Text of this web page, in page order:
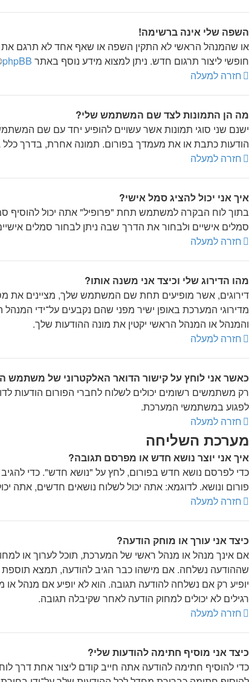
השפה שלי אינה ברשימה!
או שהמנהל הראשי לא התקין השפה או שאף אחד לא תרגם
חופשי ליצור תרגום חדש. ניתן למצוא מידע נוסף באתר phpBB
חזרה למעלה
מה הן התמונות לצד שם המשתמש שלי?
ישנם שני סוגי תמונות אשר עשויים להופיע יחד עם שם
הודעות כתבת או את מעמדך בפורום. תמונה אחרת, בדרך כלל
חזרה למעלה
איך אני יכול להציג סמל אישי?
סמלים אישיים ולבחור את הדרך שבה ניתן לבחור סמלים
חזרה למעלה
מהו הדירוג שלי וכיצד אני משנה אותו?
דירוגים, אשר מופיעים תחת שם המשתמש שלך, מציינים את
מדירוגי המערכת באופן ישיר מפני שהם נקבעים על־ידי
והמנהל או המנהל הראשי יקטין את מונה ההודעות שלך.
חזרה למעלה
כאשר אני לוחץ על קישור הדואר האלקטרוני של
רק משתמשים רשומים יכולים לשלוח לחברי הפורום הודעות
לפגוע במשתמשי המערכת.
חזרה למעלה
מערכת השליחה
איך אני יוצר נושא חדש או מפרסם תגובה?
כדי לפרסם נושא חדש בפורום, לחץ על "נושא חדש". כדי
פורום ונושא. לדוגמא: אתה יכול לשלוח נושאים חדשים, אתה
חזרה למעלה
כיצד אני עורך או מוחק הודעה?
אם אינך מנהל או מנהל ראשי של המערכת, תוכל לערוך או
שההודעה נשלחה. אם מישהו כבר הגיב להודעה, תמצא
יופיע רק אם נשלחה להודעה תגובה. הוא לא יופיע אם מנהל
רגילים לא יכולים למחוק הודעה לאחר שקיבלה תגובה.
חזרה למעלה
כיצד אני מוסיף חתימה להודעות שלי?
כדי להוסיף חתימה להודעה אתה חייב קודם ליצור אחת